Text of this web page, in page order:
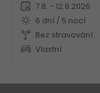
7.8. - 12.8.2026
6 dní / 5 nocí
Bez stravování
Vlastní